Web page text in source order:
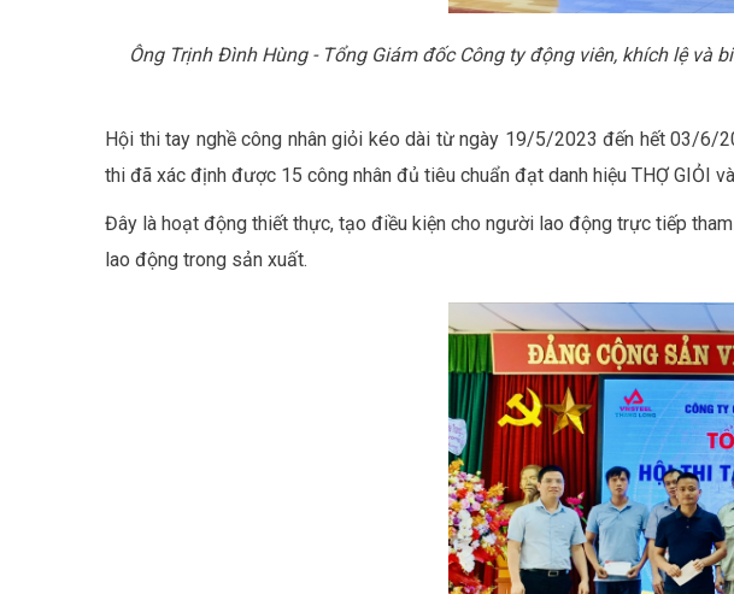
Ông Trịnh Đình Hùng - Tổng Giám đốc Công ty động viên, khích lệ
Hội thi tay nghề công nhân giỏi kéo dài từ ngày 19/5/2023 đến hết 03/6/
thi đã xác định được 15 công nhân đủ tiêu chuẩn đạt danh hiệu THỢ GIỎI
Đây là hoạt động thiết thực, tạo điều kiện cho người lao động trực tiếp
lao động trong sản xuất.